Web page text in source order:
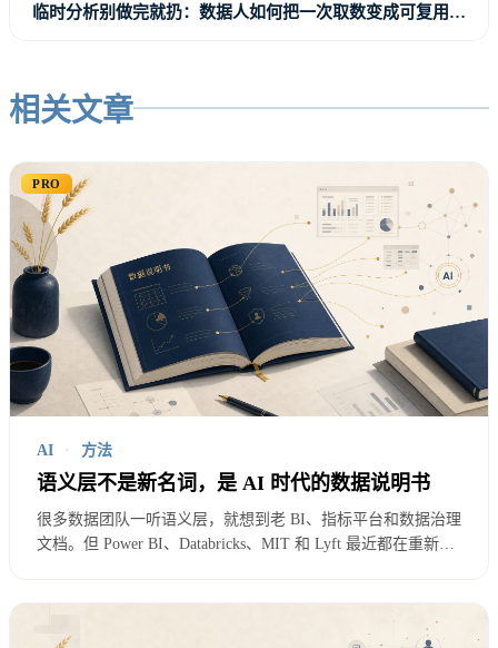
所以企业问数的第一条原则，是不要让自然语言直接
撞数据库。
中间必须有语义层。
临时分析别做完就扔：数据人如何把一次取数变成可复用资
相关文章
PRO
AI · 方法
语义层不是新名词，是 AI 时代的数据说明书
很多数据团队一听语义层，就想到老 BI、指标平台和数据治理
文档。但 Power BI、Databricks、MIT 和 Lyft 最近都在重新谈